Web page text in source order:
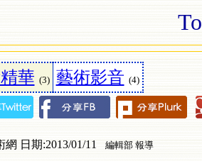
華 (3) 藝術影音 (4)
網 日期:2013/01/11 編輯部 報導